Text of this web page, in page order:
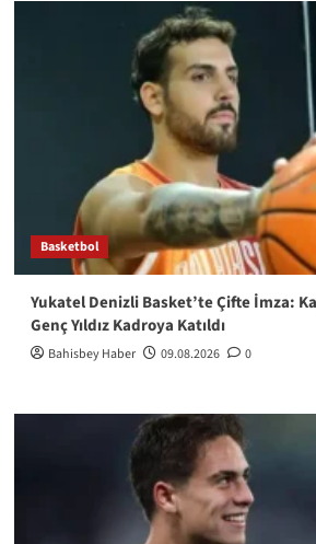
Basketbol
Yukatel Denizli Basket’te Çifte İmza:
Genç Yıldız Kadroya Katıldı
Bahisbey Haber 09.08.2026 0